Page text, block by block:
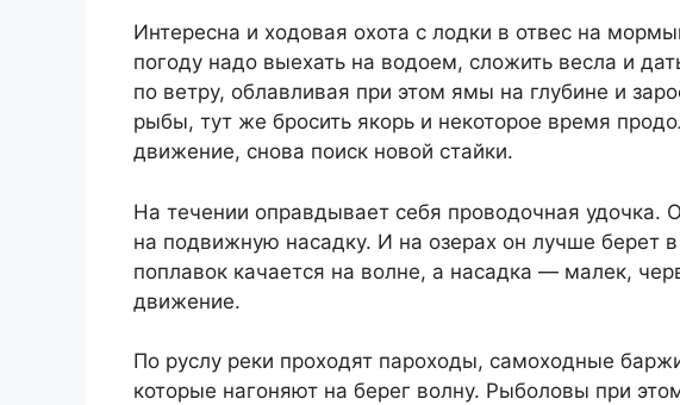
Интересна и ходовая охота с лодки в отвес на
погоду надо выехать на водоем, сложить весла и
по ветру, облавливая при этом ямы на глубине и
рыбы, тут же бросить якорь и некоторое время
движение, снова поиск новой стайки.
На течении оправдывает себя проводочная удочка.
на подвижную насадку. И на озерах он лучше берет
поплавок качается на волне, а насадка — малек,
движение.
По руслу реки проходят пароходы, самоходные
которые нагоняют на берег волну. Рыболовы при